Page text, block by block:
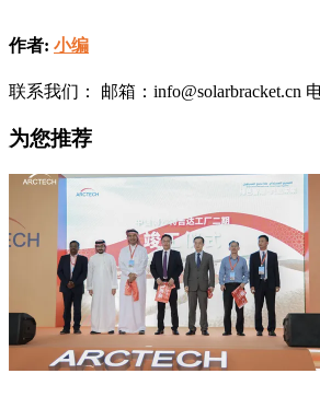
作者: 小编
联系我们： 邮箱：info@solarbracket.cn
为您推荐